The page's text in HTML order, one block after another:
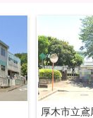
厚木市立